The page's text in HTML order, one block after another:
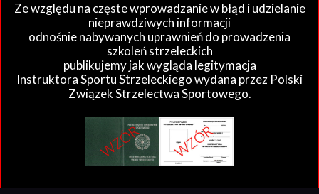
Ze względu na częste wprowadzanie w błąd i udzielanie
nieprawdziwych informacji
odnośnie nabywanych uprawnień do prowadzenia
szkoleń strzeleckich
publikujemy jak wygląda legitymacja
Instruktora Sportu Strzeleckiego wydana przez Polski
Związek Strzelectwa Sportowego.